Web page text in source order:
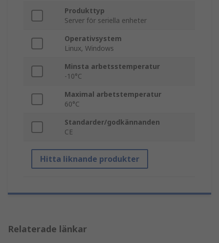
Produkttyp
Server för seriella enheter
Operativsystem
Linux, Windows
Minsta arbetsstemperatur
-10°C
Maximal arbetstemperatur
60°C
Standarder/godkännanden
CE
Hitta liknande produkter
Relaterade länkar